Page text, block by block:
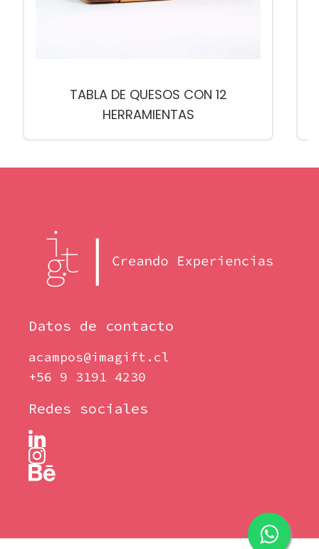
TABLA DE QUESOS CON 12
HERRAMIENTAS
Datos de contacto
acampos@imagift.cl
+56 9 3191 4230
Redes sociales